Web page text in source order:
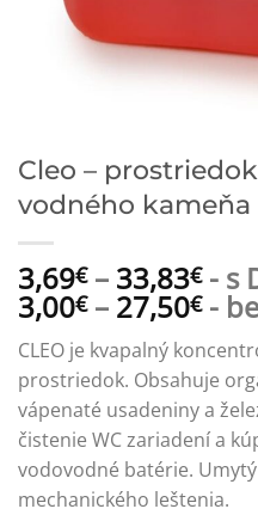
Cleo –
vodného kameňa
3,69€– 33,83€- s
3,00€– 27,50€-
CLEO je kvapalný
prostriedok. Obsahuje
vápenaté usadeniny a
čistenie WC zariadení a
vodovodné batérie.
mechanického leštenia.